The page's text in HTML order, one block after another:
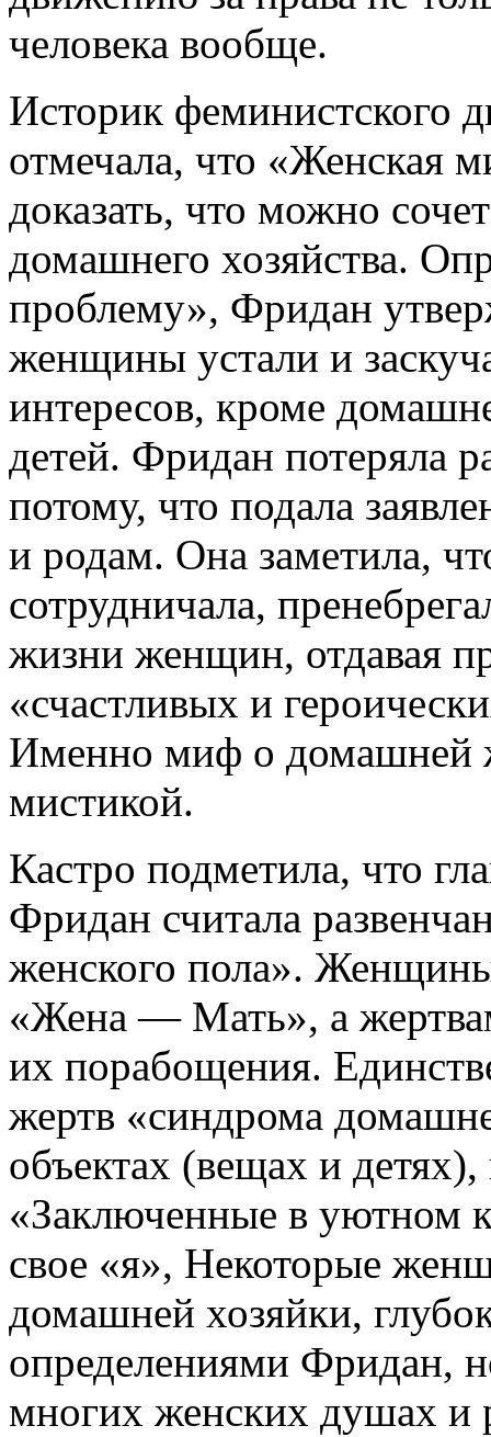
человека вообще.
Историк феминистского
отмечала, что «Женская
доказать, что можно
домашнего хозяйства.
проблему», Фридан
женщины устали и
интересов, кроме
детей. Фридан потеряла
потому, что подала
и родам. Она заметила,
сотрудничала,
жизни женщин, отдавая
«счастливых и
Именно миф о домашней
мистикой.
Кастро подметила, что
Фридан считала
женского пола».
«Жена — Мать», а
их порабощения.
жертв «синдрома
объектах (вещах и
«Заключенные в уютном
свое «я», Некоторые
домашней хозяйки,
определениями Фридан,
многих женских душах и